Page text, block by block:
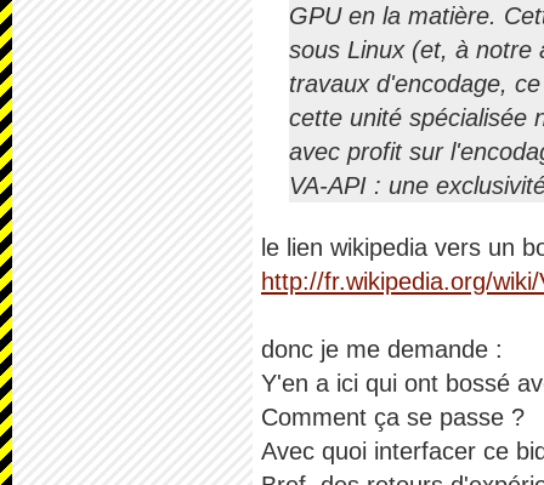
GPU en la matière.
sous Linux (et, à notre
travaux d'encodage,
cette unité spécialisée
avec profit sur
VA-API : une
le lien wikipedia vers un
http://fr.wikipedia.org/
donc je me demande :
Y'en a ici qui ont bossé
Comment ça se passe ?
Avec quoi interfacer ce